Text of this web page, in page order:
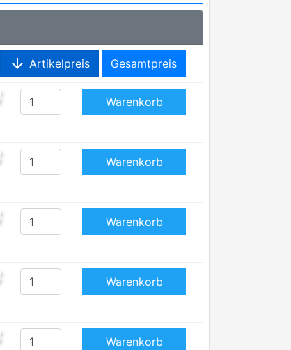
arrow_downward Artikelpreis Gesamtpreis
Warenkorb
Warenkorb
Warenkorb
Warenkorb
Warenkorb